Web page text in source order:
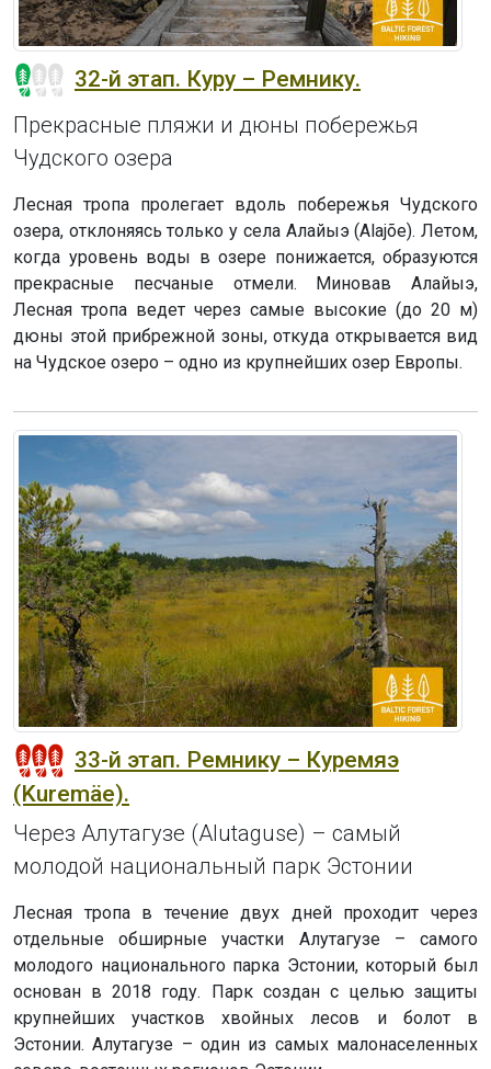
32-й этап. Куру – Ремнику.
Прекрасные пляжи и дюны побережья
Чудского озера
Лесная тропа пролегает вдоль побережья Чудского
озера, отклоняясь только у села Алайыэ (Alajõe). Летом,
когда уровень воды в озере понижается, образуются
прекрасные песчаные отмели. Миновав Алайыэ,
Лесная тропа ведет через самые высокие (до 20 м)
дюны этой прибрежной зоны, откуда открывается вид
на Чудское озеро – одно из крупнейших озер Европы.
33-й этап. Ремнику – Куремяэ
(Kuremäe).
Через Алутагузе (Alutaguse) – самый
молодой национальный парк Эстонии
Лесная тропа в течение двух дней проходит через
отдельные обширные участки Алутагузе – самого
молодого национального парка Эстонии, который был
основан в 2018 году. Парк создан с целью защиты
крупнейших участков хвойных лесов и болот в
Эстонии. Алутагузе – один из самых малонаселенных